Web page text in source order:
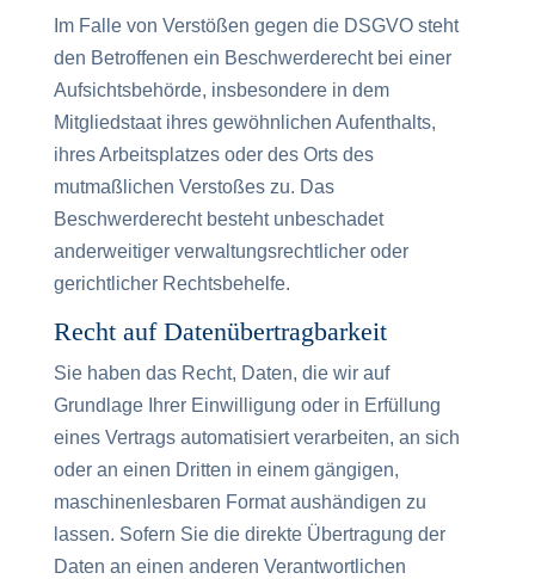
Im Falle von Verstößen gegen die DSGVO steht
den Betroffenen ein Beschwerderecht bei einer
Aufsichtsbehörde, insbesondere in dem
Mitgliedstaat ihres gewöhnlichen Aufenthalts,
ihres Arbeitsplatzes oder des Orts des
mutmaßlichen Verstoßes zu. Das
Beschwerderecht besteht unbeschadet
anderweitiger verwaltungsrechtlicher oder
gerichtlicher Rechtsbehelfe.
Recht auf Daten­übertrag­barkeit
Sie haben das Recht, Daten, die wir auf
Grundlage Ihrer Einwilligung oder in Erfüllung
eines Vertrags automatisiert verarbeiten, an sich
oder an einen Dritten in einem gängigen,
maschinenlesbaren Format aushändigen zu
lassen. Sofern Sie die direkte Übertragung der
Daten an einen anderen Verantwortlichen